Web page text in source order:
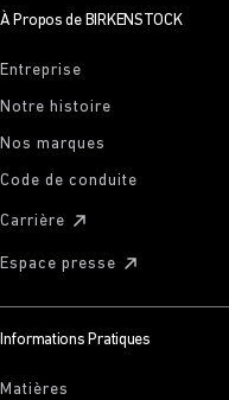
À Propos de BIRKENSTOCK
Entreprise
Notre histoire
Nos marques
Code de conduite
Carrière
Espace presse
Informations Pratiques
Matières